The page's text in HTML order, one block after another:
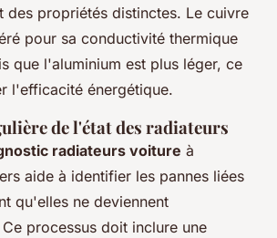
des propriétés distinctes. Le cuivre
pour sa conductivité thermique
que l'aluminium est plus léger, ce
l'efficacité énergétique.
de l'état des radiateurs
radiateurs voiture à
aide à identifier les pannes liées
qu'elles ne deviennent
processus doit inclure une